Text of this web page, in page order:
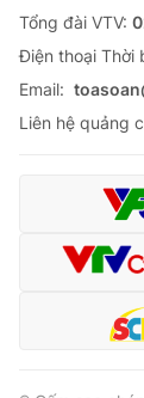
Tổng đài VTV:
Ðiện thoại Thời
Email:
Liên hệ quảng